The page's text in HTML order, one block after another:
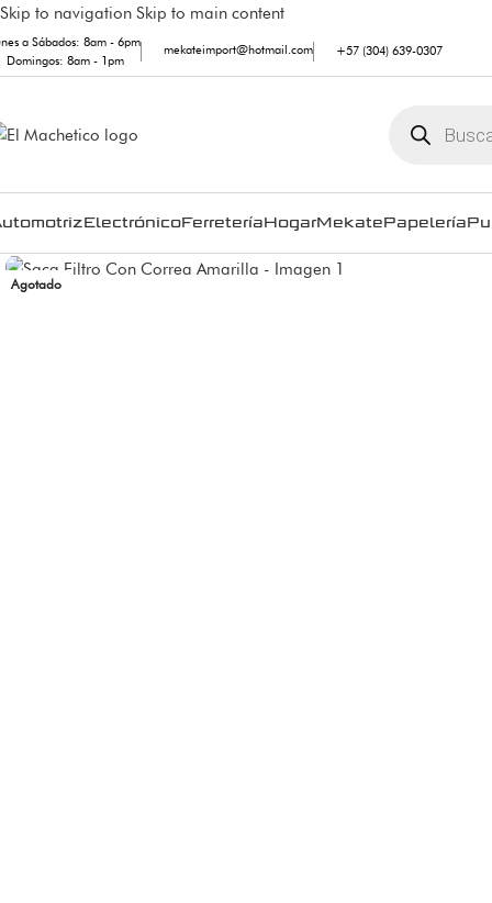
Skip to navigation Skip to main content
a Sábados: 8am - 6pm
Domingos: 8am - 1pm
mekateimport@hotmail.com +57 (304) 639-0307
ElectrónicoFerreteríaHogarMekatePapelería
Agotado